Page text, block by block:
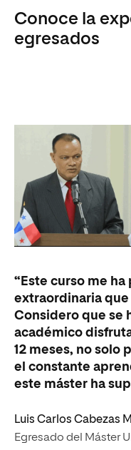
Conoce la
egresados
“Este curso me
extraordinaria
Considero que se
académico
12 meses, no solo
el constante
este máster ha
Luis Carlos Cabezas
Egresado del Máster